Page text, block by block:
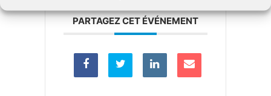
PARTAGEZ CET ÉVÉNEMENT